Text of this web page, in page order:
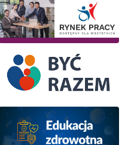
moich danych
marketingowych.